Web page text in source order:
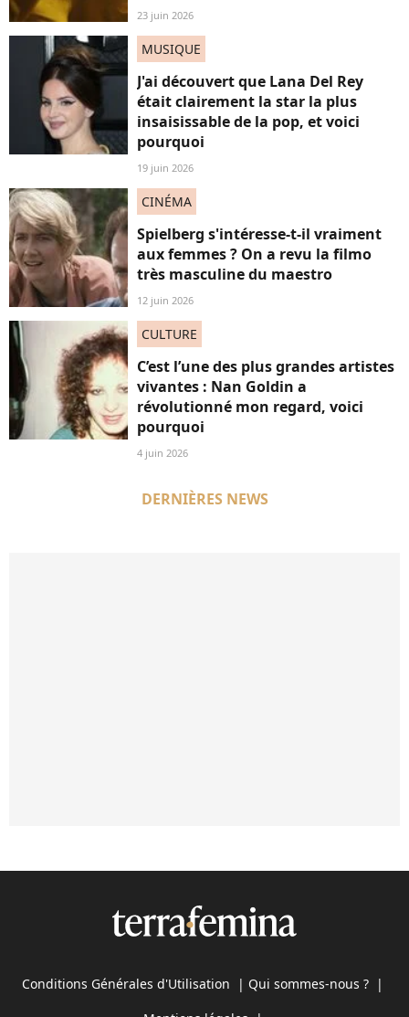
23 juin 2026
MUSIQUE
J'ai découvert que Lana Del Rey
était clairement la star la plus
insaisissable de la pop, et voici
pourquoi
19 juin 2026
CINÉMA
Spielberg s'intéresse-t-il vraiment
aux femmes ? On a revu la filmo
très masculine du maestro
12 juin 2026
CULTURE
C’est l’une des plus grandes artistes
vivantes : Nan Goldin a
révolutionné mon regard, voici
pourquoi
4 juin 2026
DERNIÈRES NEWS
Conditions Générales d'Utilisation | Qui sommes-nous ? |